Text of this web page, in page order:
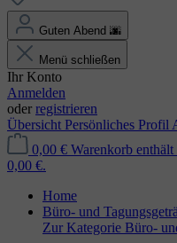
Guten Abend 🌆
Menü schließen
Ihr Konto
Anmelden
oder registrieren
Übersicht Persönliches Profil
0,00 € Warenkorb
0,00 €.
Home
Büro- und
Zur Kategorie Büro-